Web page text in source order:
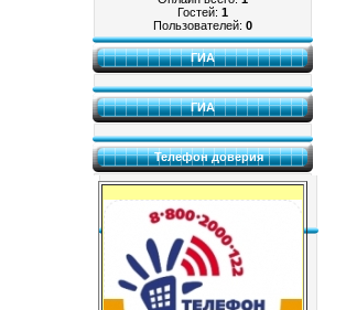
Гостей: 1
Пользователей: 0
ГИА
ГИА
Телефон доверия